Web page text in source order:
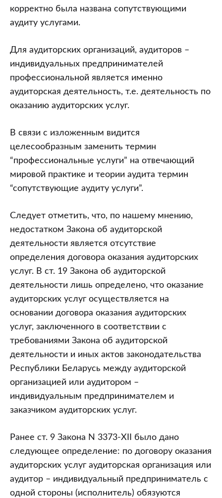
корректно была названа сопутствующими
аудиту услугами.
Для аудиторских организаций, аудиторов –
индивидуальных предпринимателей
профессиональной является именно
аудиторская деятельность, т.е. деятельность по
оказанию аудиторских услуг.
В связи с изложенным видится
целесообразным заменить термин
“профессиональные услуги” на отвечающий
мировой практике и теории аудита термин
“сопутствующие аудиту услуги”.
Следует отметить, что, по нашему мнению,
недостатком Закона об аудиторской
деятельности является отсутствие
определения договора оказания аудиторских
услуг. В ст. 19 Закона об аудиторской
деятельности лишь определено, что оказание
аудиторских услуг осуществляется на
основании договора оказания аудиторских
услуг, заключенного в соответствии с
требованиями Закона об аудиторской
деятельности и иных актов законодательства
Республики Беларусь между аудиторской
организацией или аудитором –
индивидуальным предпринимателем и
заказчиком аудиторских услуг.
Ранее ст. 9 Закона N 3373-XII было дано
следующее определение: по договору оказания
аудиторских услуг аудиторская организация или
аудитор – индивидуальный предприниматель с
одной стороны (исполнитель) обязуются